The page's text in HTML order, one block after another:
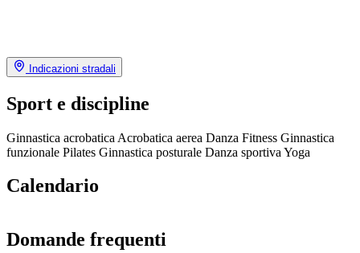
Indicazioni stradali
Sport e discipline
Ginnastica acrobatica Acrobatica aerea Danza Fitness Ginnastica
funzionale Pilates Ginnastica posturale Danza sportiva Yoga
Calendario
Domande frequenti